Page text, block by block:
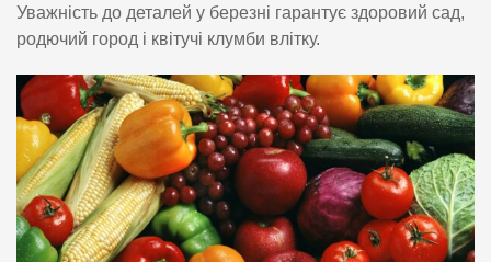
Уважність до деталей у березні гарантує здоровий сад,
родючий город і квітучі клумби влітку.